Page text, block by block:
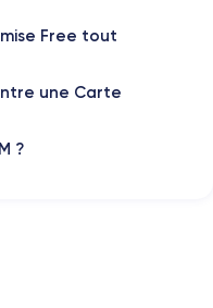
Free tout
une Carte
?